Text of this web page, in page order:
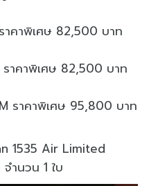
าคาพิเศษ 82,500 บาท
าคาพิเศษ 82,500 บาท
ราคาพิเศษ 95,800 บาท
1535 Air Limited
ำนวน 1 ใบ